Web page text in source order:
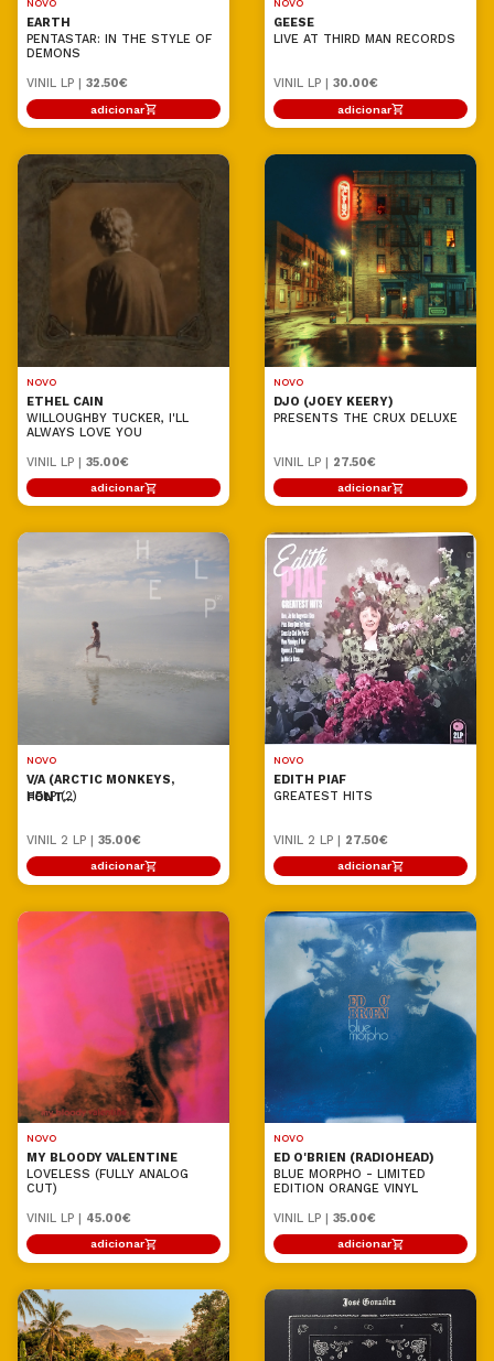
NOVO
EARTH
PENTASTAR: IN THE STYLE OF
DEMONS
VINIL LP | 32.50€
adicionar
NOVO
GEESE
LIVE AT THIRD MAN RECORDS
VINIL LP | 30.00€
adicionar
NOVO
ETHEL CAIN
WILLOUGHBY TUCKER, I'LL
ALWAYS LOVE YOU
VINIL LP | 35.00€
adicionar
NOVO
DJO (JOEY KEERY)
PRESENTS THE CRUX DELUXE
VINIL LP | 27.50€
adicionar
NOVO
V/A (ARCTIC MONKEYS,
FONT...
HELP (2)
VINIL 2 LP | 35.00€
adicionar
NOVO
EDITH PIAF
GREATEST HITS
VINIL 2 LP | 27.50€
adicionar
NOVO
MY BLOODY VALENTINE
LOVELESS (FULLY ANALOG
CUT)
VINIL LP | 45.00€
adicionar
NOVO
ED O'BRIEN (RADIOHEAD)
BLUE MORPHO - LIMITED
EDITION ORANGE VINYL
VINIL LP | 35.00€
adicionar